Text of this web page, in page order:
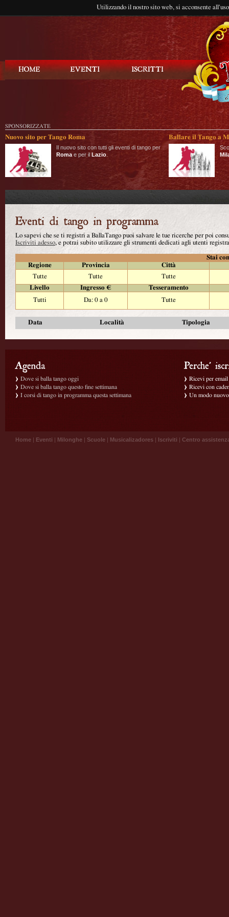
Utilizzando il nostro sito web, si acconsente
SPONSORIZZATE
Nuovo sito per Tango Roma
Il nuovo sito con tutti gli eventi di tango per
Roma e per il Lazio
Ballare il Tango a
Lo sapevi che se ti registri a BallaTango puoi salvare le tue ricerche per poi
Iscriviti adesso, e potrai subito utilizzare gli strumenti dedicati agli utenti
Stai
Regione
Provincia
Città
Tutte
Tutte
Tutte
Livello
Ingresso €
Tesseramento
Tutti
Da: 0 a 0 Tutte
Data Località Tipologia
Dove si balla tango oggi
Dove si balla tango questo fine settimana
I corsi di tango in programma questa settimana
Ricevi per
Ricevi con
Un modo
Home | Eventi | Milonghe | Scuole | Musicalizadores | Iscriviti | Centro